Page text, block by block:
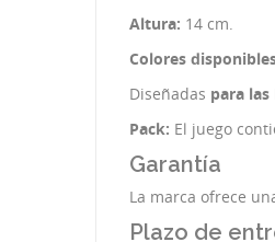
Altura: 14 cm.
Colores
Diseñadas para las
Pack: El juego
Garantía
La marca ofrece
Plazo de